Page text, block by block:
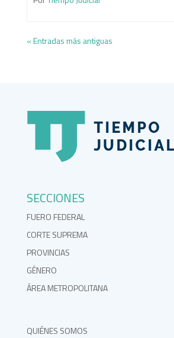
« Entradas más antiguas
SECCIONES
FUERO FEDERAL
CORTE SUPREMA
PROVINCIAS
GÉNERO
ÁREA METROPOLITANA
QUIÉNES SOMOS